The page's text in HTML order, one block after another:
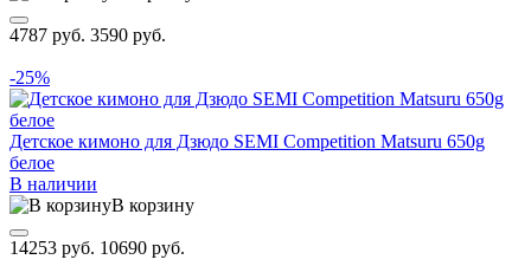
4787 руб. 3590 руб.
-25%
Детское кимоно для Дзюдо SEMI Competition Matsuru 650g
белое
В наличии
В корзину
14253 руб. 10690 руб.